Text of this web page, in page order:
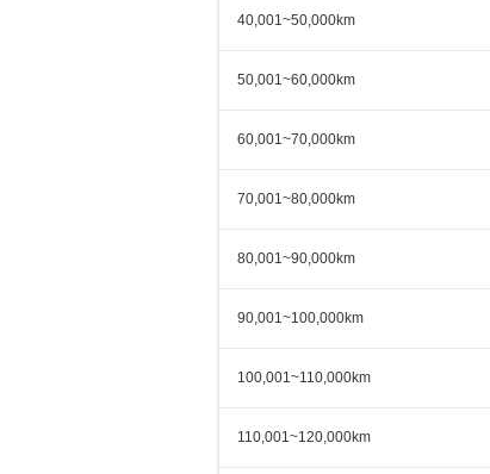
40,001~50,000km
50,001~60,000km
60,001~70,000km
70,001~80,000km
80,001~90,000km
90,001~100,000km
100,001~110,000km
110,001~120,000km